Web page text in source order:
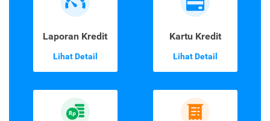
Laporan Kredit
Lihat Detail
Kartu Kredit
Lihat Detail